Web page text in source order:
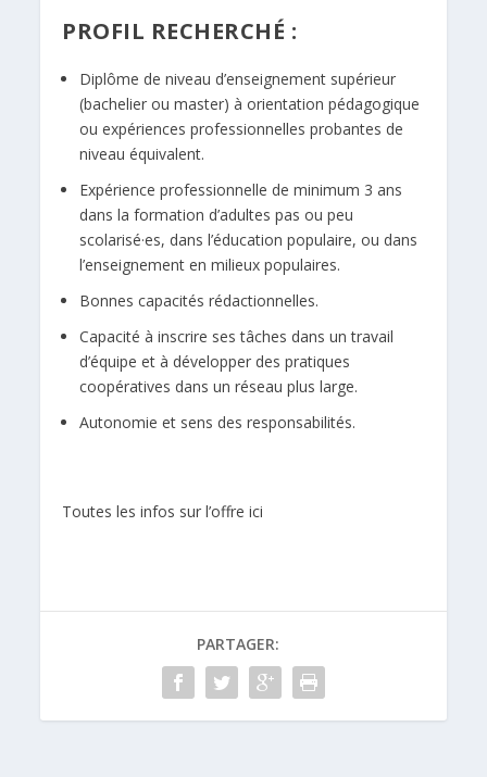
PROFIL RECHERCHÉ :
Diplôme de niveau d’enseignement supérieur
(bachelier ou master) à orientation pédagogique
ou expériences professionnelles probantes de
niveau équivalent.
Expérience professionnelle de minimum 3 ans
dans la formation d’adultes pas ou peu
scolarisé·es, dans l’éducation populaire, ou dans
l’enseignement en milieux populaires.
Bonnes capacités rédactionnelles.
Capacité à inscrire ses tâches dans un travail
d’équipe et à développer des pratiques
coopératives dans un réseau plus large.
Autonomie et sens des responsabilités.
Toutes les infos sur l’offre ici
PARTAGER: